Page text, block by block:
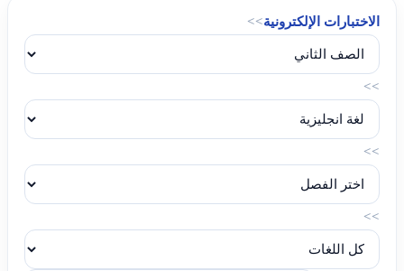
الاختبارات الإلكترونية>>
>>
>>
>>